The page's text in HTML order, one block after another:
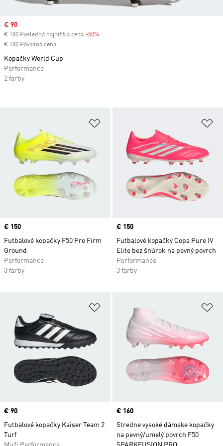
Pridať do zoznamu želaných
Price
€ 150
Futbalové kopačky F50 Pro Firm
Ground
Performance
3 farby
Price
€ 150
Futbalové kopačky Copa Pure IV
Elite bez šnúrok na pevný povrch
Performance
3 farby
Pridať do zoznamu želaných
Price
€ 90
Futbalové kopačky Kaiser Team 2
Turf
Price
€ 160
Stredne vysoké dámske kopačky
na pevný/umelý povrch F50
Sale price
€ 90
€ 180 Posledná najnižšia cena -50%
€ 180 Pôvodná cena
Kopačky World Cup
Performance
2 farby